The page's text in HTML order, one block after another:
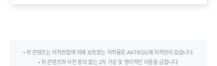
• 위 콘텐츠는 저작권법에 의해 보호받는 저작물로 ANTIEGG에 저작권이 있습니다.
• 위 콘텐츠의 사전 동의 없는 2차 가공 및 영리적인 이용을 금합니다.